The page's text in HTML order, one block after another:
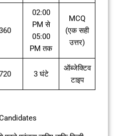
02:00
PM से
05:00
PM तक
MCQ
(एक सही
उत्तर)
3 घंटे
ऑब्जेक्टिव
टाइप